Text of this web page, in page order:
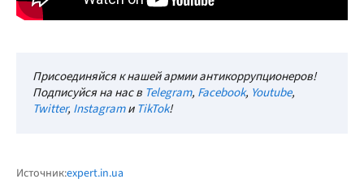
Присоединяйся к нашей армии антикоррупционеров!
Подписуйся на нас в Telegram, Facebook, Youtube,
Twitter, InstagramиTikTok!
Источник:expert.in.ua